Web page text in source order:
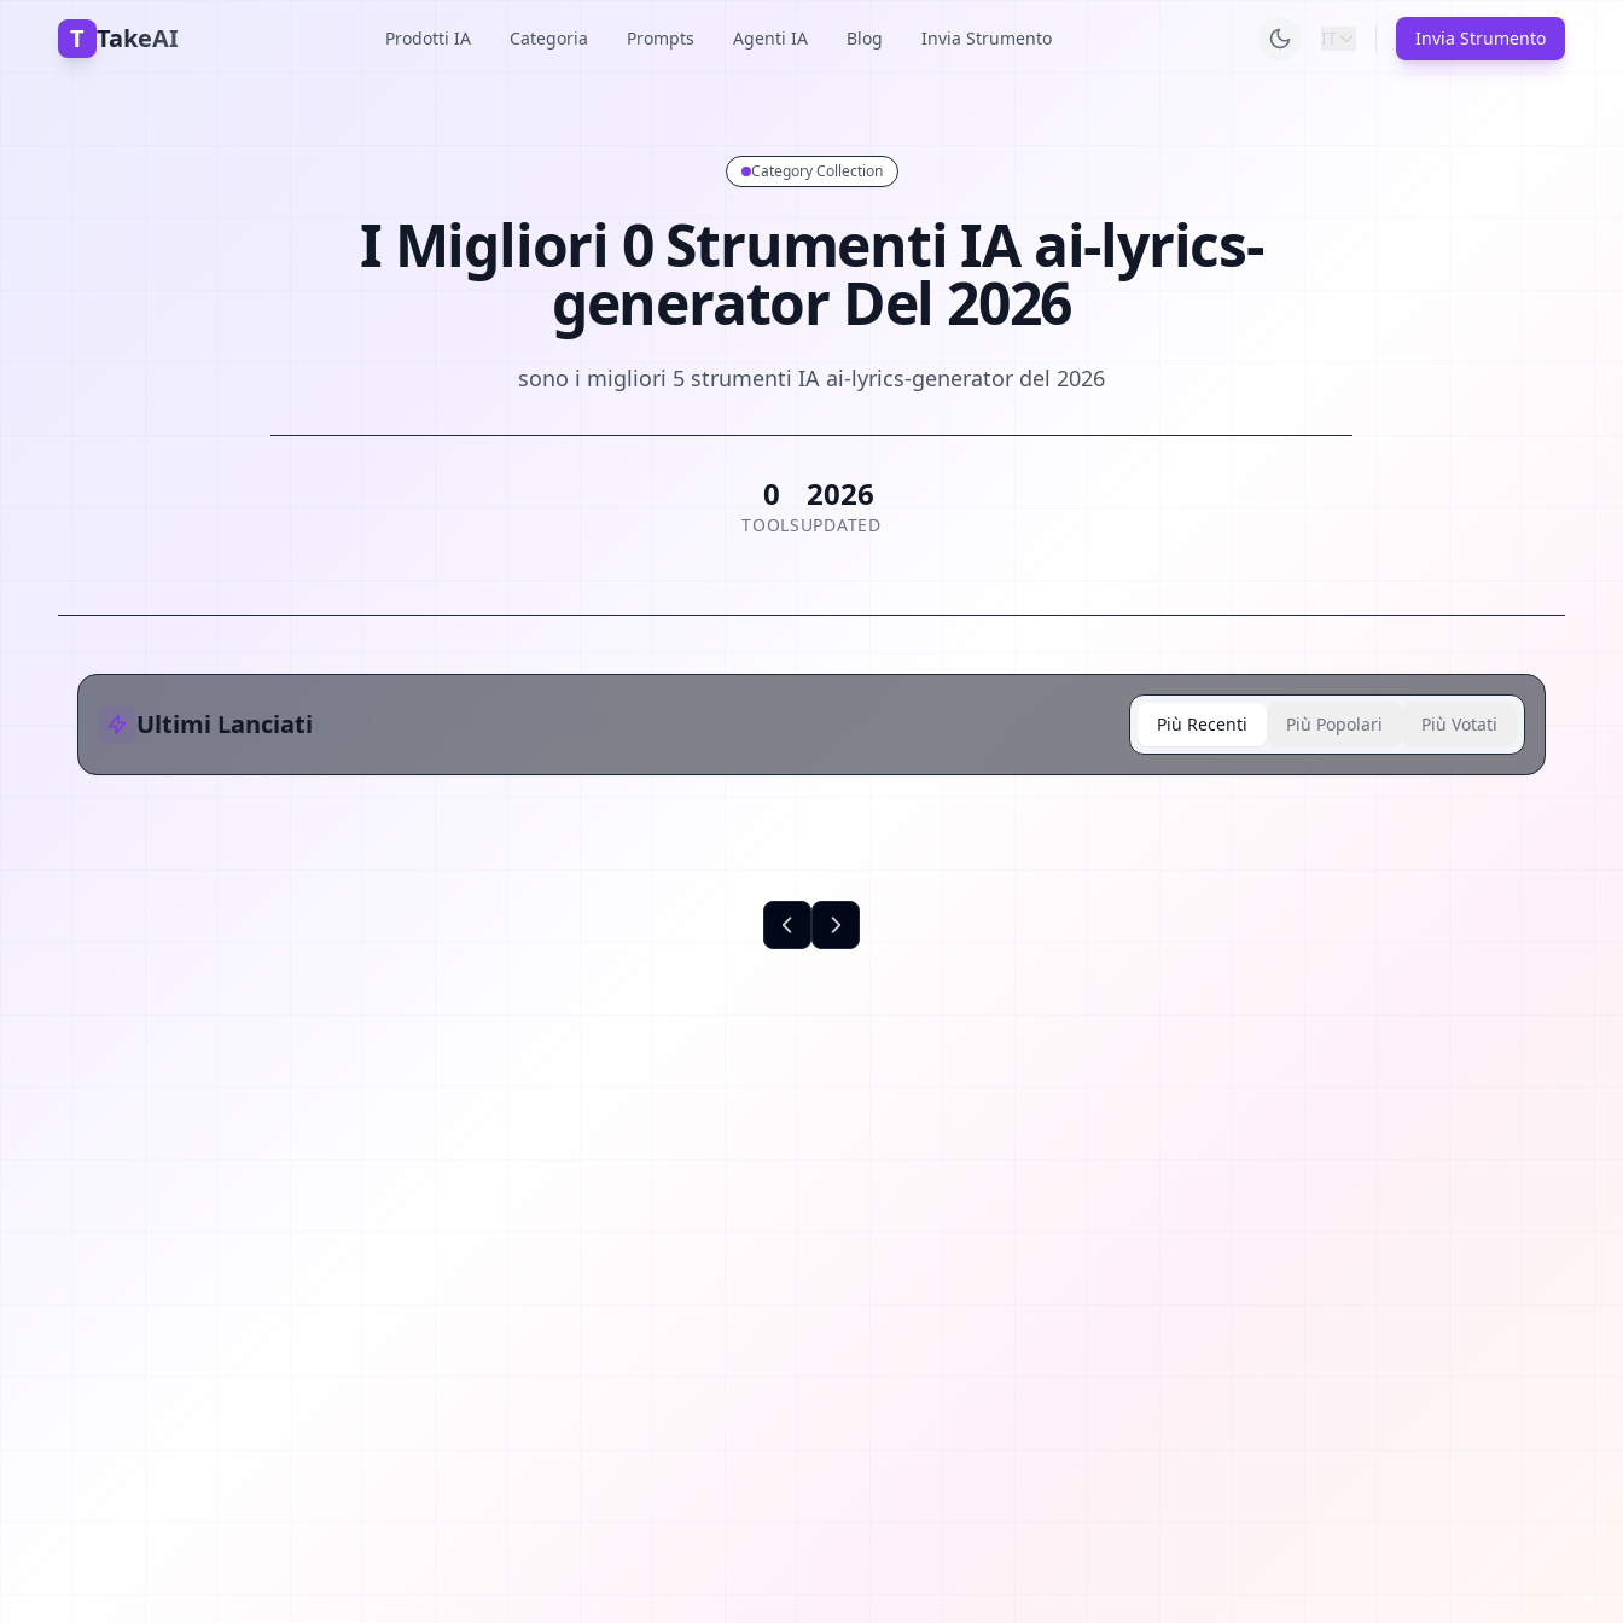
T TakeAI Prodotti IA Categoria Prompts Agenti IA Blog Invia Strumento IT Invia Strumento
Category Collection
I Migliori 0 Strumenti IA ai-lyrics-
generator Del 2026
sono i migliori 5 strumenti IA ai-lyrics-generator del 2026
0
TOOLS
2026
UPDATED
Ultimi Lanciati Più Recenti Più Popolari Più Votati